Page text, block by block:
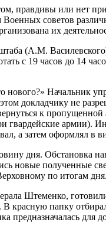
правдивы или нет
советов
их
(А.М.
с 19 часов до 14
Начальник
докладчику не
к
гвардейские армии).
а затем оформлял в
дня. Обстановка
новые полученные
по итогам
Штеменко,
красную папку
для